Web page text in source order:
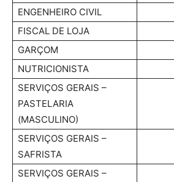
ENGENHEIRO CIVIL
FISCAL DE LOJA
GARÇOM
NUTRICIONISTA
SERVIÇOS GERAIS –
PASTELARIA
(MASCULINO)
SERVIÇOS GERAIS –
SAFRISTA
SERVIÇOS GERAIS –